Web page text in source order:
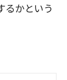
るかという